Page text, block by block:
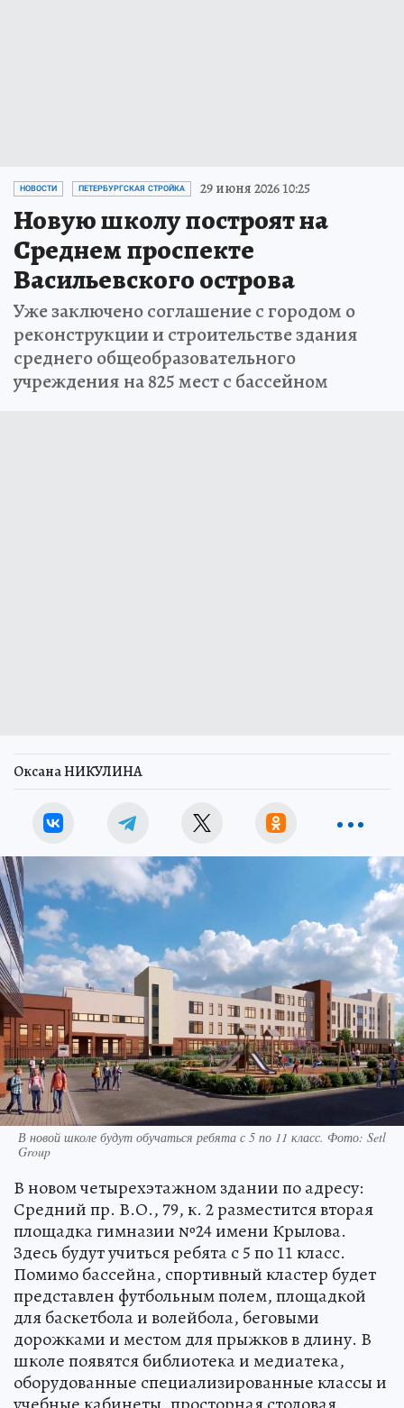
НОВОСТИ ПЕТЕРБУРГСКАЯ СТРОЙКА 29 июня 2026 10:25
Новую школу построят на
Среднем проспекте
Васильевского острова
Уже заключено соглашение с городом о
реконструкции и строительстве здания
среднего общеобразовательного
учреждения на 825 мест с бассейном
Оксана НИКУЛИНА
В новой школе будут обучаться ребята с 5 по 11 класс. Фото: Setl
Group
В новом четырехэтажном здании по адресу:
Средний пр. В.О., 79, к. 2 разместится вторая
площадка гимназии №24 имени Крылова.
Здесь будут учиться ребята с 5 по 11 класс.
Помимо бассейна, спортивный кластер будет
представлен футбольным полем, площадкой
для баскетбола и волейбола, беговыми
дорожками и местом для прыжков в длину. В
школе появятся библиотека и медиатека,
оборудованные специализированные классы и